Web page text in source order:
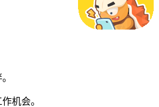
机会。